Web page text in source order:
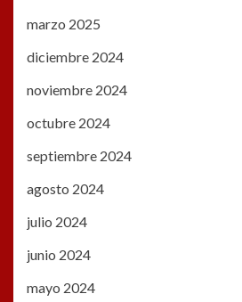
marzo 2025
diciembre 2024
noviembre 2024
octubre 2024
septiembre 2024
agosto 2024
julio 2024
junio 2024
mayo 2024